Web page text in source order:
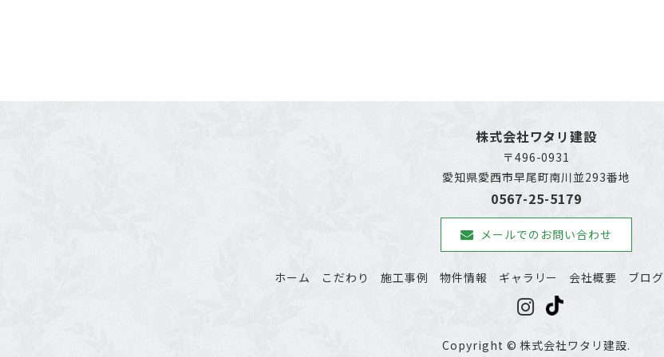
株式会社ワタリ建設
〒496-0931
愛知県愛西市早尾町南川並293番地
0567-25-5179
メールでのお問い合わせ
ホーム こだわり 施工事例 物件情報 ギャラリー 会社概要 ブログ
Copyright © 株式会社ワタリ建設.